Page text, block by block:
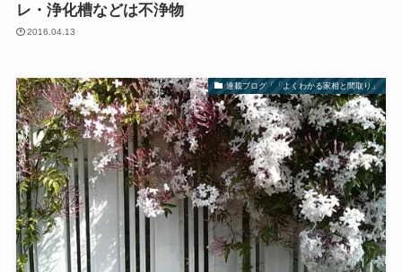
レ・浄化槽などは不浄物
2016.04.13
連載ブログ「「よくわかる家相と間取り」